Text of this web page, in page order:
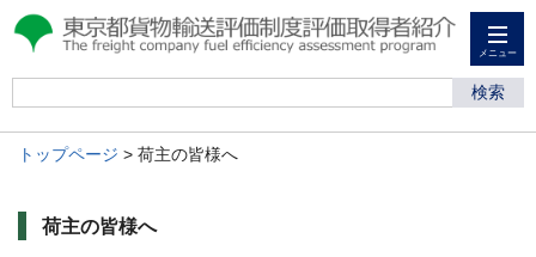
メニュー
検索
トップページ > 荷主の皆様へ
荷主の皆様へ